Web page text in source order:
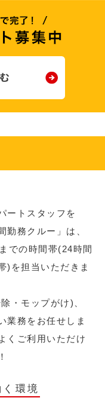
ートスタッフを
勤務クルー」は、
での時間帯(24時間
)を担当いただきま
・モップがけ)、
業務をお任せしま
くご利用いただけ
環境